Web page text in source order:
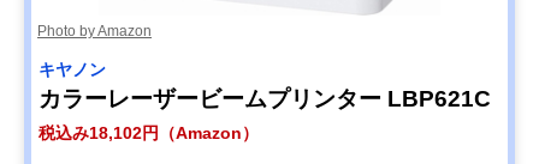
Photo by Amazon
キヤノン
カラーレーザービームプリンター LBP621C
税込み18,102円（Amazon）